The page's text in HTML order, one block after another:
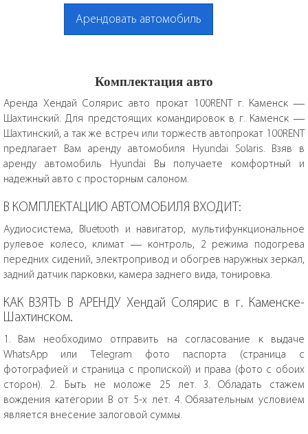
Арендовать автомобиль
Комплектация авто
Аренда Хендай Солярис авто прокат 100RENT г. Каменск —
Шахтинский. Для предстоящих командировок в г. Каменск —
Шахтинский, а так же встреч или торжеств автопрокат 100RENT
предлагает Вам аренду автомобиля Hyundai Solaris. Взяв в
аренду автомобиль Hyundai Вы получаете комфортный и
надежный авто с просторным салоном.
В КОМПЛЕКТАЦИЮ АВТОМОБИЛЯ ВХОДИТ:
Аудиосистема, Bluetooth и навигатор, мультифункциональное
рулевое колесо, климат — контроль, 2 режима подогрева
передних сидений, электропривод и обогрев наружных зеркал,
задний датчик парковки, камера заднего вида, тонировка.
КАК ВЗЯТЬ В АРЕНДУ Хендай Солярис в г. Каменске-
Шахтинском.
1. Вам необходимо отправить на согласование к выдаче
WhatsApp или Telegram фото паспорта (страница с
фотографией и страница с пропиской) и права (фото с обоих
сторон). 2. Быть не моложе 25 лет. 3. Обладать стажем
вождения категории В от 5-х лет. 4. Обязательным условием
является внесение залоговой суммы.